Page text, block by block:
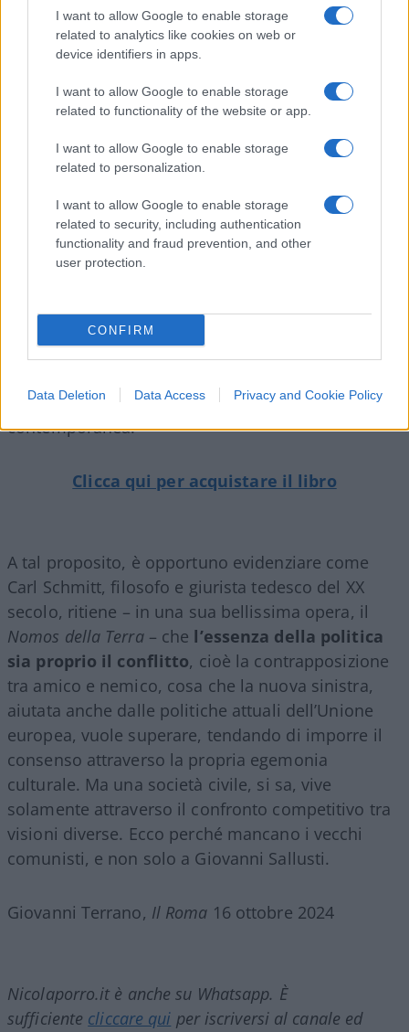
I want to allow Google to enable storage
related to analytics like cookies on web or
device identifiers in apps.
I want to allow Google to enable storage
related to functionality of the website or app.
I want to allow Google to enable storage
related to personalization.
I want to allow Google to enable storage
related to security, including authentication
functionality and fraud prevention, and other
user protection.
CONFIRM
Data Deletion Data Access Privacy and Cookie Policy
autori conservatori, cattolici, fin reazionari, in
ogni caso ideologicamente lontanissimi da lui
Dostoevskij, ed anche Thomas Mann). E Lukacs
non era propriamente un conservatore.
Inoltre,l’oicofobia– termine coniato dal filosofo
Roger Scruton nel 2004, che indicala paura ed il
rifiuto della propria civiltà– è tipica di questa
l’adesione al pensiero unico e al politicamente
corretto, tentando di far venir meno quel
cui scontro si è sviluppata la civiltà occidentale
contemporanea.
Clicca qui per acquistare il libro
A tal proposito, è opportuno evidenziare come
Carl Schmitt, filosofo e giurista tedesco del XX
secolo, ritiene – in una sua bellissima opera, il
Nomos della Terra– che l’essenza della politica
sia proprio il conflitto, cioè la contrapposizione
tra amico e nemico, cosa che la nuova sinistra,
aiutata anche dalle politiche attuali dell’Unione
europea, vuole superare, tendando di imporre il
consenso attraverso la propria egemonia
culturale. Ma una società civile, si sa, vive
solamente attraverso il confronto competitivo tra
visioni diverse. Ecco perché mancano i vecchi
comunisti, e non solo a Giovanni Sallusti.
Giovanni Terrano, Il Roma 16 ottobre 2024
Nicolaporro.it è anche su Whatsapp. È
sufficiente cliccare qui per iscriversi al canale ed